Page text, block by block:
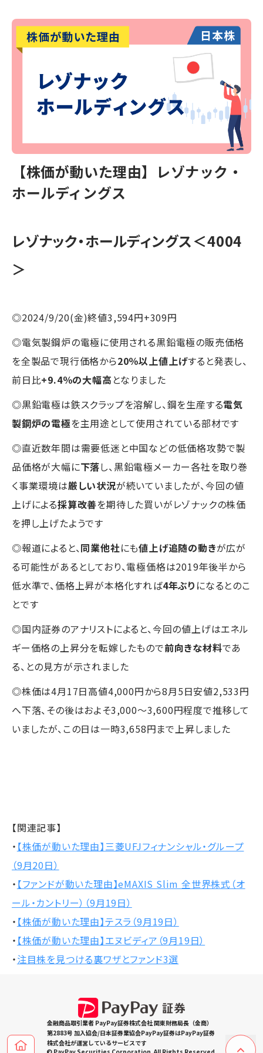
【株価が動いた理由】レゾナック・
ホールディングス
レゾナック・ホールディングス＜4004
＞
◎2024/9/20(金)終値3,594円+309円
◎電気製鋼炉の電極に使用される黒鉛電極の販売価格
を全製品で現行価格から20％以上値上げすると発表し、
前日比+9.4％の大幅高 となりました
◎黒鉛電極は鉄スクラップを溶解し、鋼を生産する電気
製鋼炉の電極を主用途として使用されている部材です
◎直近数年間は需要低迷と中国などの低価格攻勢で製
品価格が大幅に下落し、黒鉛電極メーカー各社を取り巻
く事業環境は厳しい状況が続いていましたが、今回の値
上げによる採算改善を期待した買いがレゾナックの株価
を押し上げたようです
◎報道によると、同業他社にも値上げ追随の動きが広が
る可能性があるとしており、電極価格は2019年後半から
低水準で、価格上昇が本格化すれば4年ぶり になるとのこ
とです
◎国内証券のアナリストによると、今回の値上げはエネル
ギー価格の上昇分を転嫁したもので前向きな材料であ
る、との見方が示されました
◎株価は4月17日高値4,000円から8月5日安値2,533円
へ下落、その後はおよそ3,000～3,600円程度で推移して
いましたが、この日は一時3,658円まで上昇しました
【関連記事】
・ 【株価が動いた理由】三菱UFJフィナンシャル・グループ
（9月20日）
・ 【ファンドが動いた理由】eMAXIS Slim 全世界株式（オ
ール・カントリー）（9月19日）
・ 【株価が動いた理由】テスラ（9月19日）
・ 【株価が動いた理由】エヌビディア（9月19日）
・注目株を見つける裏ワザとファンド3選
金融商品取引業者 PayPay証券株式会社 関東財務局長（金商）
第2883号 加入協会/日本証券業協会PayPay証券はPayPay証券
株式会社が運営しているサービスです